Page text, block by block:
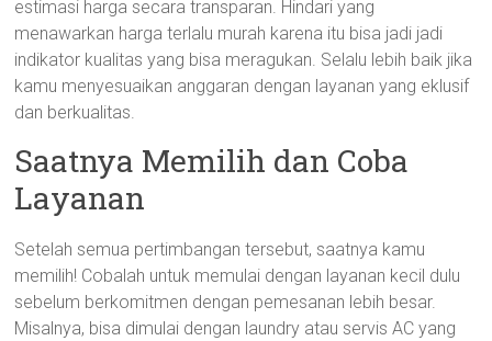
estimasi harga secara transparan. Hindari yang
menawarkan harga terlalu murah karena itu bisa jadi jadi
indikator kualitas yang bisa meragukan. Selalu lebih baik jika
kamu menyesuaikan anggaran dengan layanan yang eklusif
dan berkualitas.
Saatnya Memilih dan Coba
Layanan
Setelah semua pertimbangan tersebut, saatnya kamu
memilih! Cobalah untuk memulai dengan layanan kecil dulu
sebelum berkomitmen dengan pemesanan lebih besar.
Misalnya, bisa dimulai dengan laundry atau servis AC yang